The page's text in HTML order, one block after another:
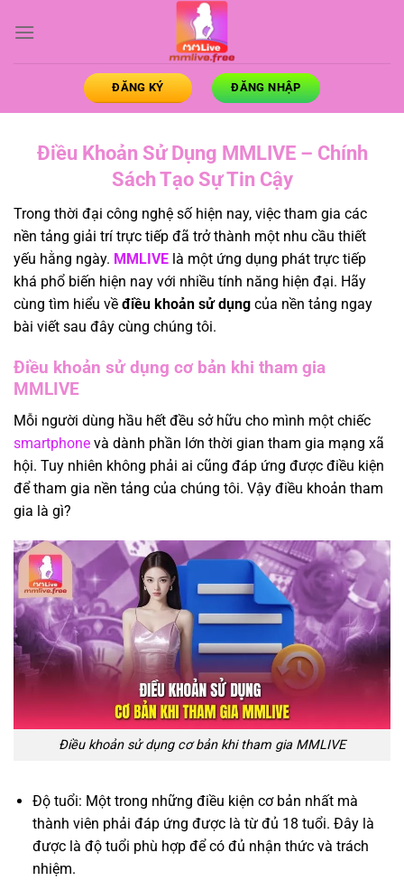
qua
ĐĂNG KÝ ĐĂNG NHẬP
Điều Khoản Sử Dụng MMLIVE – Chính
Sách Tạo Sự Tin Cậy
Trong thời đại công nghệ số hiện nay, việc tham gia các
nền tảng giải trí trực tiếp đã trở thành một nhu cầu thiết
yếu hằng ngày. MMLIVE là một ứng dụng phát trực tiếp
khá phổ biến hiện nay với nhiều tính năng hiện đại. Hãy
cùng tìm hiểu về điều khoản sử dụng của nền tảng ngay
bài viết sau đây cùng chúng tôi.
Điều khoản sử dụng cơ bản khi tham gia
MMLIVE
Mỗi người dùng hầu hết đều sở hữu cho mình một chiếc
smartphone và dành phần lớn thời gian tham gia mạng xã
hội. Tuy nhiên không phải ai cũng đáp ứng được điều kiện
để tham gia nền tảng của chúng tôi. Vậy điều khoản tham
gia là gì?
Điều khoản sử dụng cơ bản khi tham gia MMLIVE
Độ tuổi: Một trong những điều kiện cơ bản nhất mà
thành viên phải đáp ứng được là từ đủ 18 tuổi. Đây là
được là độ tuổi phù hợp để có đủ nhận thức và trách
nhiệm.